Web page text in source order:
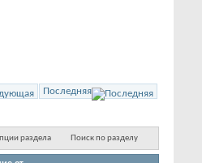
Последняя
раздела Поиск по разделу